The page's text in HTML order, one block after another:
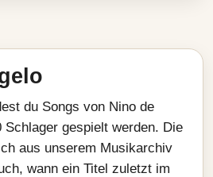
du Songs von Nino de
Schlager gespielt werden. Die
aus unserem Musikarchiv
wann ein Titel zuletzt im